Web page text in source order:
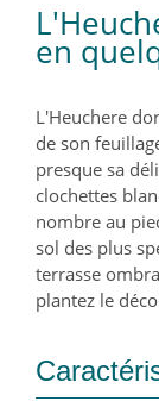
en
L'Heuchere
de son
presque sa
clochettes
nombre au
sol des plus
terrasse
plantez le